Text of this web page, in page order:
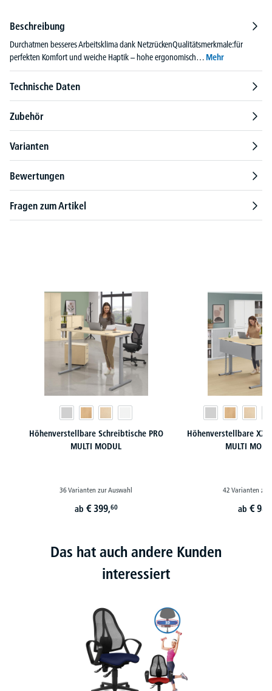
Beschreibung
Durchatmen besseres Arbeitsklima dank NetzrückenQualitätsmerkmale:für
perfekten Komfort und weiche Haptik – hohe ergonomisch… Mehr
Technische Daten
Zubehör
Varianten
Bewertungen
Fragen zum Artikel
Höhenverstellbare Schreibtische PRO
MULTI MODUL
36 Varianten zur Auswahl
ab € 399,60
Höhenverstellbare
MULTI
42 Varianten zur
ab €
Das hat auch andere Kunden
interessiert